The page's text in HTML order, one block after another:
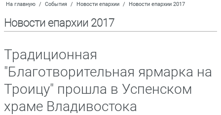
На главную / События / Новости епархии / Новости епархии 2017
Новости епархии 2017
Традиционная
"Благотворительная ярмарка на
Троицу" прошла в Успенском
храме Владивостока